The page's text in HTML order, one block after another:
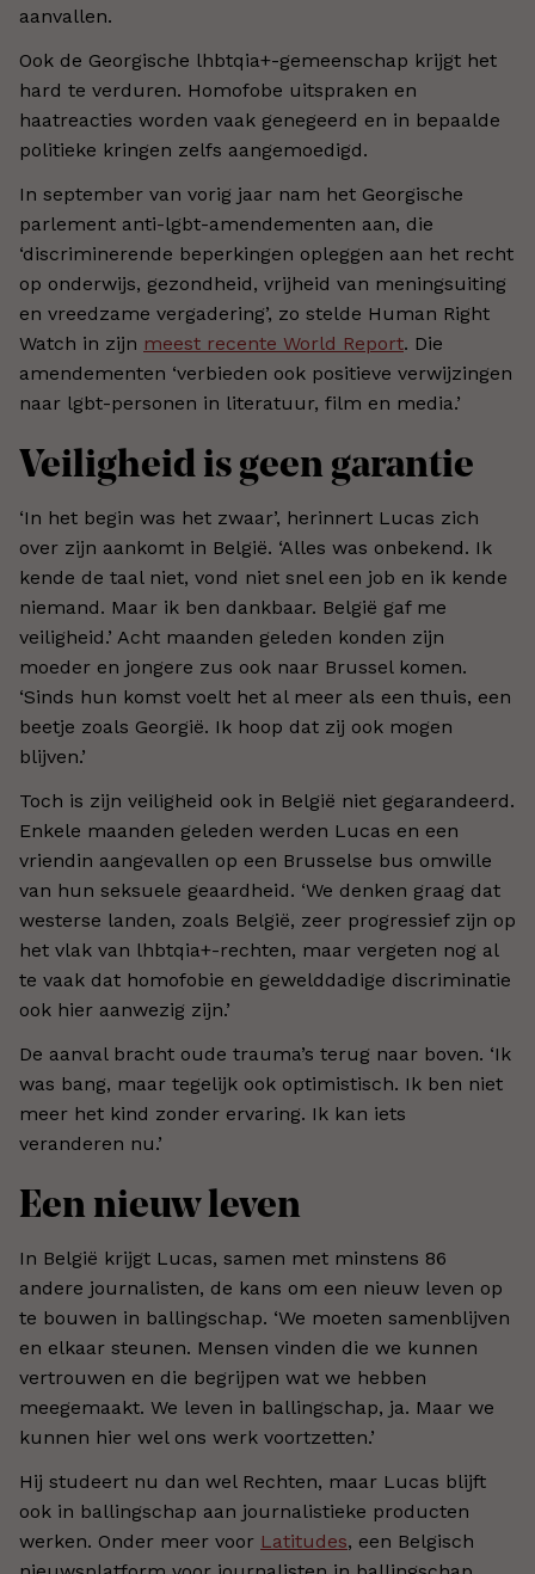
aanvallen.
Ook de Georgische lhbtqia+-gemeenschap krijgt het
hard te verduren. Homofobe uitspraken en
haatreacties worden vaak genegeerd en in bepaalde
politieke kringen zelfs aangemoedigd.
In september van vorig jaar nam het Georgische
parlement anti-lgbt-amendementen aan, die
‘discriminerende beperkingen opleggen aan het recht
op onderwijs, gezondheid, vrijheid van meningsuiting
en vreedzame vergadering’, zo stelde Human Right
Watch in zijn meest recente World Report. Die
amendementen ‘verbieden ook positieve verwijzingen
naar lgbt-personen in literatuur, film en media.’
Veiligheid is geen garantie
‘In het begin was het zwaar’, herinnert Lucas zich
over zijn aankomt in België. ‘Alles was onbekend. Ik
kende de taal niet, vond niet snel een job en ik kende
niemand. Maar ik ben dankbaar. België gaf me
veiligheid.’ Acht maanden geleden konden zijn
moeder en jongere zus ook naar Brussel komen.
‘Sinds hun komst voelt het al meer als een thuis, een
beetje zoals Georgië. Ik hoop dat zij ook mogen
blijven.’
Toch is zijn veiligheid ook in België niet gegarandeerd.
Enkele maanden geleden werden Lucas en een
vriendin aangevallen op een Brusselse bus omwille
van hun seksuele geaardheid. ‘We denken graag dat
westerse landen, zoals België, zeer progressief zijn op
het vlak van lhbtqia+-rechten, maar vergeten nog al
te vaak dat homofobie en gewelddadige discriminatie
ook hier aanwezig zijn.’
De aanval bracht oude trauma’s terug naar boven. ‘Ik
was bang, maar tegelijk ook optimistisch. Ik ben niet
meer het kind zonder ervaring. Ik kan iets
veranderen nu.’
Een nieuw leven
In België krijgt Lucas, samen met minstens 86
andere journalisten, de kans om een nieuw leven op
te bouwen in ballingschap. ‘We moeten samenblijven
en elkaar steunen. Mensen vinden die we kunnen
vertrouwen en die begrijpen wat we hebben
meegemaakt. We leven in ballingschap, ja. Maar we
kunnen hier wel ons werk voortzetten.’
Hij studeert nu dan wel Rechten, maar Lucas blijft
ook in ballingschap aan journalistieke producten
werken. Onder meer voor Latitudes, een Belgisch